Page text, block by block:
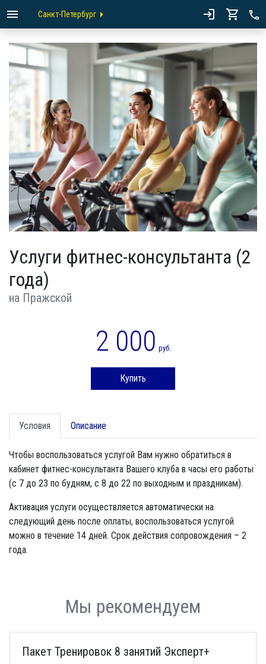
Санкт-Петербург
Услуги фитнес-консультанта (2
года)
на Пражской
2 000 руб.
Купить
Условия Описание
Чтобы воспользоваться услугой Вам нужно обратиться в
кабинет фитнес-консультанта Вашего клуба в часы его работы
(с 7 до 23 по будням, с 8 до 22 по выходным и праздникам).
Активация услуги осуществляется автоматически на
следующий день после оплаты, воспользоваться услугой
можно в течение 14 дней. Срок действия сопровождения – 2
года.
Мы рекомендуем
Пакет Тренировок 8 занятий Эксперт+